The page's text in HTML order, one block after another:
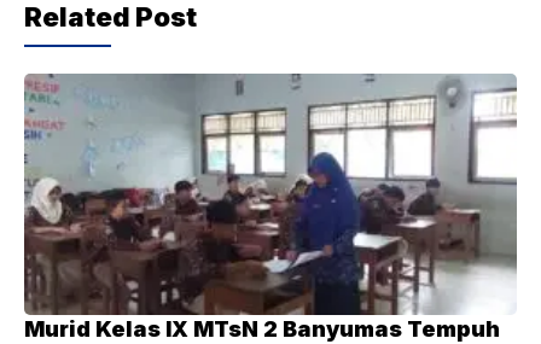
o
k
p
Related Post
Murid Kelas IX MTsN 2 Banyumas Tempuh